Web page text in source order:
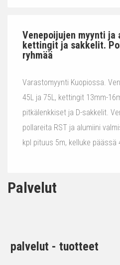
Venepoijujen myynti ja
kettingit ja sakkelit.
ryhmää
Varastomyynti Kuopiossa.
45L ja 75L, kettingit 13mm-
pitkälenkkiset ja D-sakkelit.
pollareita RST ja alumiini
kpl pituus 5m, kelluke päässä
Palvelut
palvelut - tuotteet